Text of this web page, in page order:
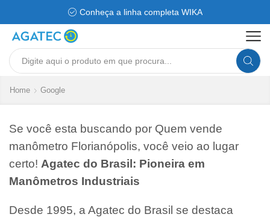
Conheça a linha completa WIKA
Search
Home Google
Se você esta buscando por Quem vende
manômetro Florianópolis, você veio ao lugar
certo! Agatec do Brasil: Pioneira em
Manômetros Industriais
Desde 1995, a Agatec do Brasil se destaca